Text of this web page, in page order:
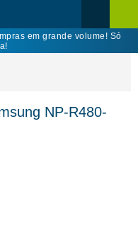
em grande volume! Só
NP-R480-